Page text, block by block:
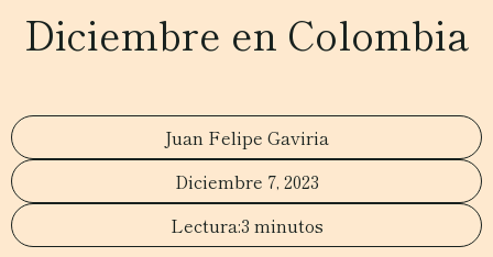
Diciembre en Colombia
Juan Felipe Gaviria
Diciembre 7, 2023
3 minutos